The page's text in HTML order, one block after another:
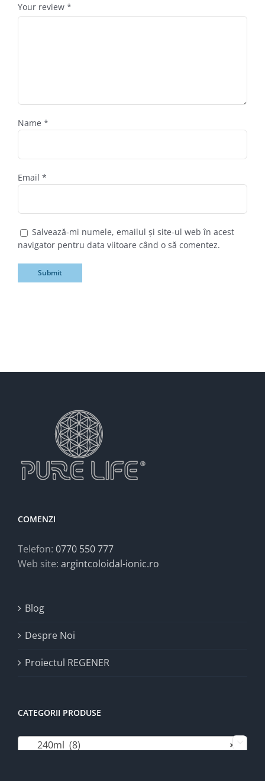
Your review *
Name *
Email *
Salvează-mi numele, emailul și site-ul web în acest
navigator pentru data viitoare când o să comentez.
COMENZI
Telefon: 0770 550 777
Web site: argintcoloidal-ionic.ro
Blog
Despre Noi
Proiectul REGENER
CATEGORII PRODUSE
×
240ml (8) 